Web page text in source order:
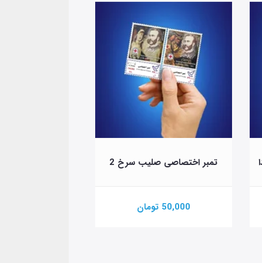
تمبر اختصاصی صلیب سرخ 2
50,000 تومان